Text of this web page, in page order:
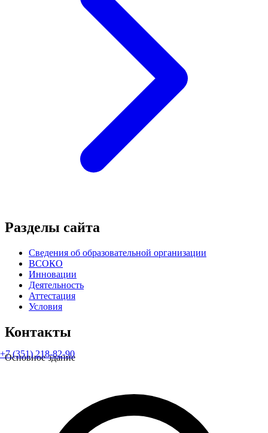
+7 (351) 218-82-90
Разделы сайта
Сведения об образовательной организации
ВСОКО
Инновации
Деятельность
Аттестация
Условия
Контакты
Основное здание